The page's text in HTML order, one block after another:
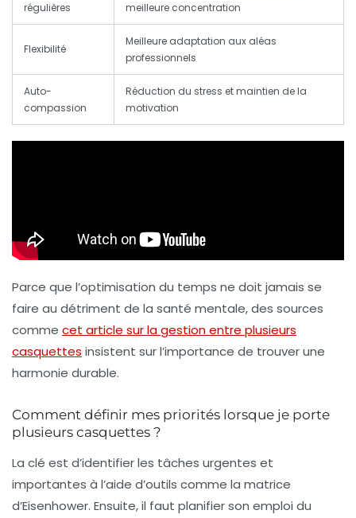
régulières
meilleure concentration
Flexibilité
Meilleure adaptation aux aléas
professionnels
Auto-
compassion
Réduction du stress et maintien de la
motivation
Parce que l’optimisation du temps ne doit jamais se
faire au détriment de la santé mentale, des sources
comme cet article sur la gestion entre plusieurs
casquettes insistent sur l’importance de trouver une
harmonie durable.
Comment définir mes priorités lorsque je porte
plusieurs casquettes ?
La clé est d’identifier les tâches urgentes et
importantes à l’aide d’outils comme la matrice
d’Eisenhower. Ensuite, il faut planifier son emploi du